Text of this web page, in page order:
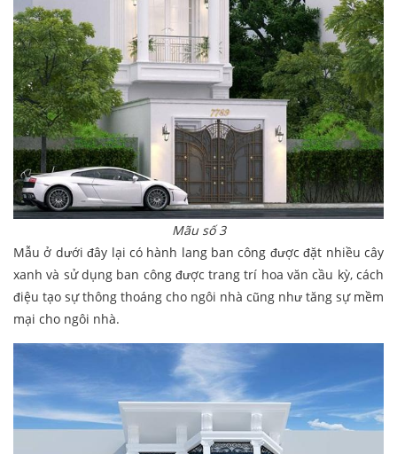
Mãu số 3
Mẫu ở dưới đây lại có hành lang ban công được đặt nhiều cây
xanh và sử dụng ban công được trang trí hoa văn cầu kỳ, cách
điệu tạo sự thông thoáng cho ngôi nhà cũng như tăng sự mềm
mại cho ngôi nhà.